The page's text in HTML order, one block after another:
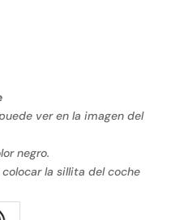
ver en la imagen del
negro.
colocar la sillita del coche